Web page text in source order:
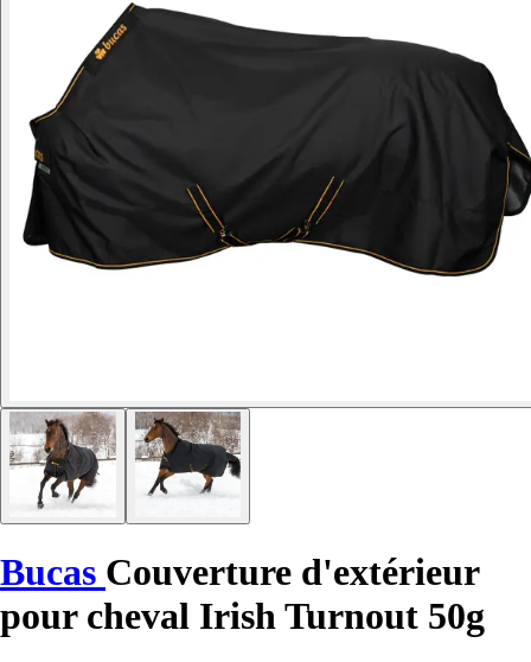
Bucas Couverture d'extérieur
pour cheval Irish Turnout 50g